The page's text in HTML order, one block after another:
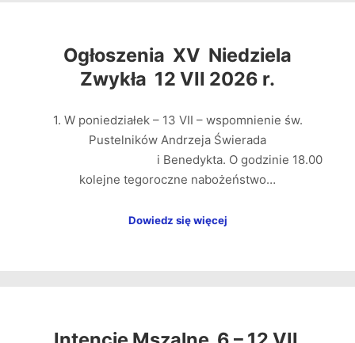
Ogłoszenia XV Niedziela
Zwykła 12 VII 2026 r.
1. W poniedziałek – 13 VII – wspomnienie św.
Pustelników Andrzeja Świerada
i Benedykta. O godzinie 18.00
kolejne tegoroczne nabożeństwo…
Dowiedz się więcej